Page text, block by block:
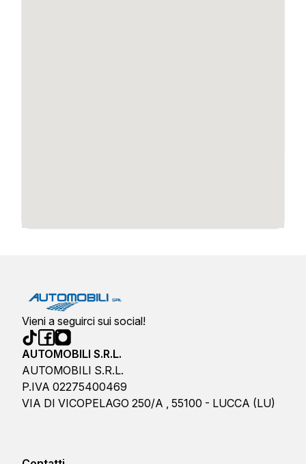
Vieni a seguirci sui social!
AUTOMOBILI S.R.L.
AUTOMOBILI S.R.L.
P.IVA 02275400469
VIA DI VICOPELAGO 250/A , 55100 - LUCCA (LU)